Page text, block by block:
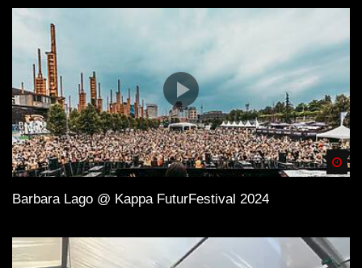
Barbara Lago @ Kappa FuturFestival 2024